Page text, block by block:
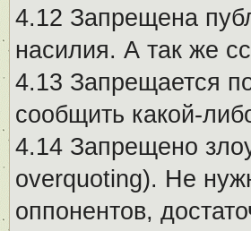
4.12 Запрещена
насилия. А так же
4.13 Запрещается
сообщить какой-
4.14 Запрещено
overquoting). Не
оппонентов,